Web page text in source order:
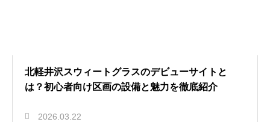
北軽井沢スウィートグラスのデビューサイトと
は？初心者向け区画の設備と魅力を徹底紹介
2026.03.22